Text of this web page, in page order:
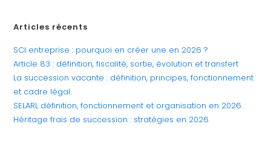
Articles récents
SCI entreprise : pourquoi en créer une en 2026 ?
Article 83 : définition, fiscalité, sortie, évolution et transfert
La succession vacante : définition, principes, fonctionnement
et cadre légal.
SELARL définition, fonctionnement et organisation en 2026.
Héritage frais de succession : stratégies en 2026.